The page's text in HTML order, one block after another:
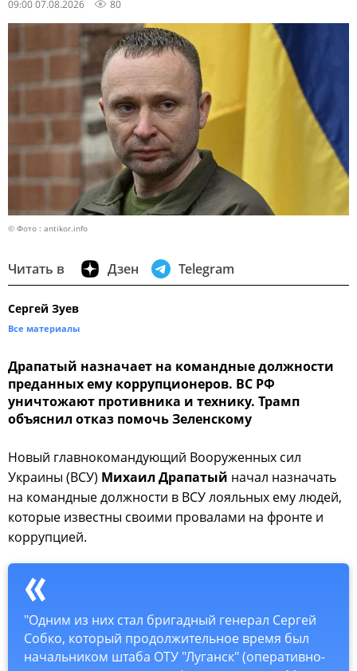
09:00 07.08.2026 80
© Фото : antikor.info
Читать в Дзен Telegram
Сергей Зуев
Все материалы
Драпатый назначает на командные должности
преданных ему коррупционеров. ВС РФ
уничтожают противника и технику. Трамп
объяснил отказ помочь Зеленскому
Новый главнокомандующий Вооруженных сил
Украины (ВСУ) Михаил Драпатый начал назначать
на командные должности в ВСУ лояльных ему людей,
которые известны своими провалами на фронте и
коррупцией.
"Одним из них стал бригадный генерал Сергей
Собко, который продолжительное время был
начальником штаба ОТУ "Луганск" (оперативно-